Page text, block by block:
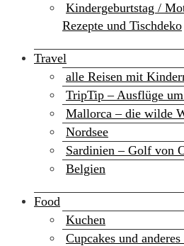
Kindergeburtstag /
Rezepte und Tischdeko
Travel
alle Reisen mit
TripTip – Ausflüge
Mallorca – die wilde
Nordsee
Sardinien – Golf von
Belgien
Food
Kuchen
Cupcakes und